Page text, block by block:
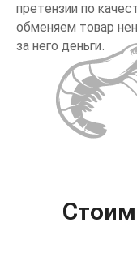
претензии по
обменяем товар
за него деньги.